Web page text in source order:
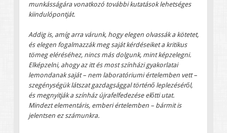
munkásságára vonatkozó további kutatások lehetséges
kiindulópontját.
Addig is, amíg arra várunk, hogy elegen olvassák a kötetet,
és elegen fogalmazzák meg saját kérdéseiket a kritikus
tömeg eléréséhez, nincs más dolgunk, mint képzelegni.
Elképzelni, ahogy az itt és most színházi gyakorlatai
lemondanak saját – nem laboratóriumi értelemben vett –
szegénységük látszat gazdagsággal történő leplezéséről,
és megnyitják a színház újrafelfedezése előtti utat.
Mindezt elementáris, emberi értelemben – bármit is
jelentsen ez számunkra.